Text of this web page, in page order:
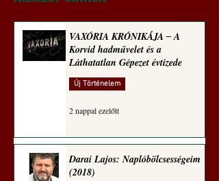
VAXÓRIA KRÓNIKÁJA ‒ A
Korvid hadművelet és a
Láthatatlan Gépezet évtizede
Új Történelem
2 nappal ezelőtt
Darai Lajos: Naplóbölcsességeim
(2018)